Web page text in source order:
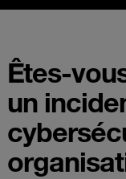
Êtes-
un